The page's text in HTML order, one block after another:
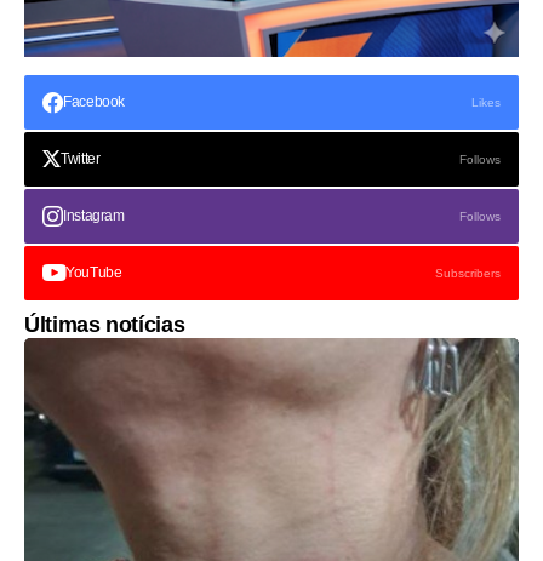
Facebook Likes
Twitter Follows
Instagram Follows
YouTube Subscribers
Últimas notícias